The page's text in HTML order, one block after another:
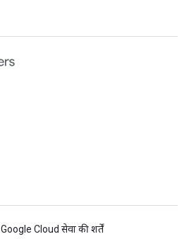
Google Cloud सेवा की शर्तें